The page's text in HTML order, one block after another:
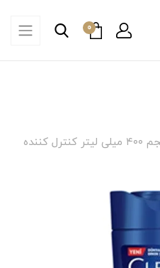
0
شامپو ضد شوره کلییر مردانه حجم ۴۰۰ میلی لیتر کنترل کننده